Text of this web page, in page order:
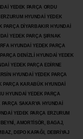
YEDEK PARÇA ORDU
HYUNDAİ YEDEK
PARÇA DİYARBAKIR HYUNDAİ
YEDEK PARÇA ŞIRNAK
HYUNDAİ YEDEK PARÇA
DENİZLİ HYUNDAİ YEDEK
YEDEK PARÇA EDİRNE
HYUNDAİ YEDEK PARÇA
PARÇA KARABÜK HYUNDAİ
HYUNDAİ YEDEK PARÇA
SAKARYA HYUNDAİ
YEDEK PARÇA ERZURUM
AMORTİSÖR, BAGAJ,
DEPO KAPAĞI, DEBRİYAJ